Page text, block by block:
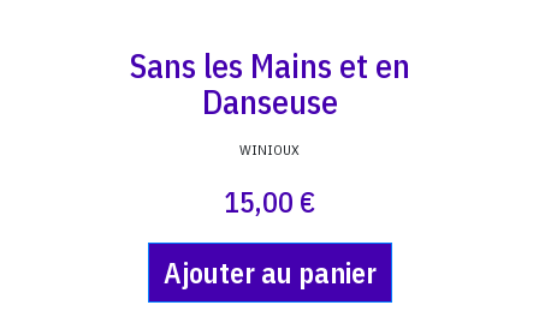
Sans les Mains et en
Danseuse
WINIOUX
15,00 €
Ajouter au panier